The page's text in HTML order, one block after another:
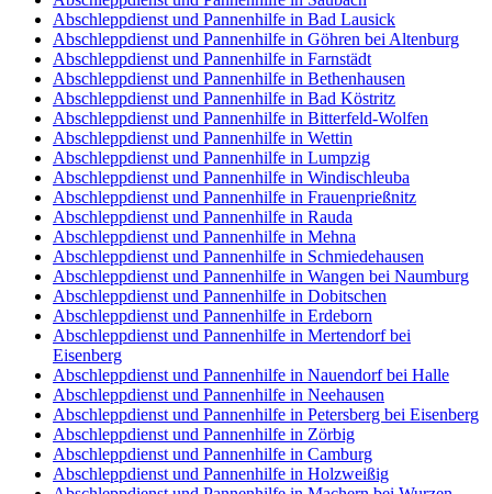
Abschleppdienst und Pannenhilfe in Bad Lausick
Abschleppdienst und Pannenhilfe in Göhren bei Altenburg
Abschleppdienst und Pannenhilfe in Farnstädt
Abschleppdienst und Pannenhilfe in Bethenhausen
Abschleppdienst und Pannenhilfe in Bad Köstritz
Abschleppdienst und Pannenhilfe in Bitterfeld-Wolfen
Abschleppdienst und Pannenhilfe in Wettin
Abschleppdienst und Pannenhilfe in Lumpzig
Abschleppdienst und Pannenhilfe in Windischleuba
Abschleppdienst und Pannenhilfe in Frauenprießnitz
Abschleppdienst und Pannenhilfe in Rauda
Abschleppdienst und Pannenhilfe in Mehna
Abschleppdienst und Pannenhilfe in Schmiedehausen
Abschleppdienst und Pannenhilfe in Wangen bei Naumburg
Abschleppdienst und Pannenhilfe in Dobitschen
Abschleppdienst und Pannenhilfe in Erdeborn
Abschleppdienst und Pannenhilfe in Mertendorf bei
Eisenberg
Abschleppdienst und Pannenhilfe in Nauendorf bei Halle
Abschleppdienst und Pannenhilfe in Neehausen
Abschleppdienst und Pannenhilfe in Petersberg bei Eisenberg
Abschleppdienst und Pannenhilfe in Zörbig
Abschleppdienst und Pannenhilfe in Camburg
Abschleppdienst und Pannenhilfe in Holzweißig